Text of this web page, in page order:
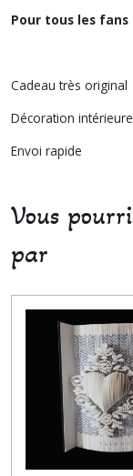
Pour tous les
Cadeau très original
Décoration intérieure
Envoi rapide
Vous
par